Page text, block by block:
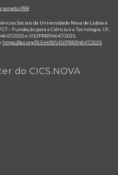
projeto PRR
Sociais da Universidade Nova de Lisboa é
– Fundação para a Ciência e a Tecnologia, I.P.,
2025 e UID/PRR/04647/2025.
https://doi.org/10.54499/UID/PRR/04647/2025
do CICS.NOVA